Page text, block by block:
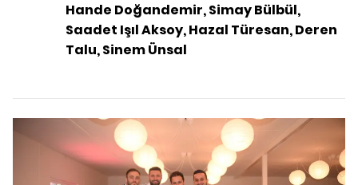
Hande Doğandemir, Simay Bülbül,
Saadet Işıl Aksoy, Hazal Türesan, Deren
Talu, Sinem Ünsal